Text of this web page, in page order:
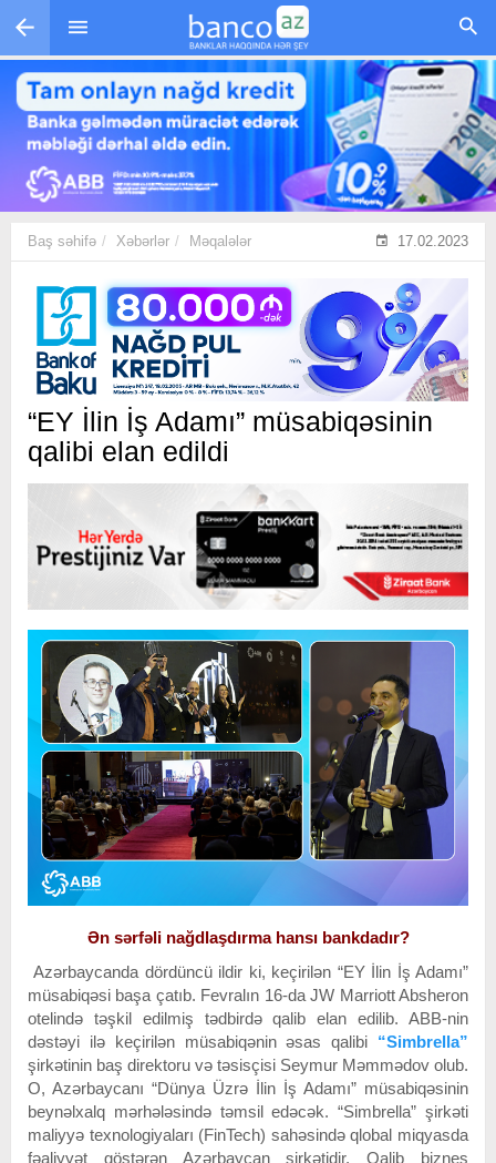
Skip to main content
Baş səhifə Xəbərlər Məqalələr 17.02.2023
“EY İlin İş Adamı” müsabiqəsinin
qalibi elan edildi
Ən sərfəli nağdlaşdırma hansı bankdadır?
Azərbaycanda dördüncü ildir ki, keçirilən “EY İlin İş Adamı”
müsabiqəsi başa çatıb. Fevralın 16-da JW Marriott Absheron
otelində təşkil edilmiş tədbirdə qalib elan edilib. ABB-nin
dəstəyi ilə keçirilən müsabiqənin əsas qalibi “Simbrella”
şirkətinin baş direktoru və təsisçisi Seymur Məmmədov olub.
O, Azərbaycanı “Dünya Üzrə İlin İş Adamı” müsabiqəsinin
beynəlxalq mərhələsində təmsil edəcək. “Simbrella” şirkəti
maliyyə texnologiyaları (FinTech) sahəsində qlobal miqyasda
fəaliyyət göstərən Azərbaycan şirkətidir. Qalib biznes